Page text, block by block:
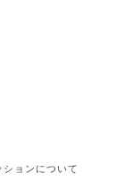
ョンについて